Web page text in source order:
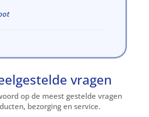
vragen
op de meest gestelde vragen
bezorging en service.